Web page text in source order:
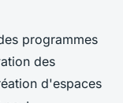
programmes
des
d'espaces